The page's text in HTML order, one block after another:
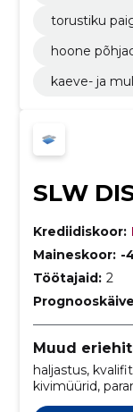
torustiku
hoone
kaeve- ja
SLW
Krediidiskoor:
Maineskoor: -
Töötajaid: 2
Muud
haljastus,
kivimüürid,
sõiduteed,